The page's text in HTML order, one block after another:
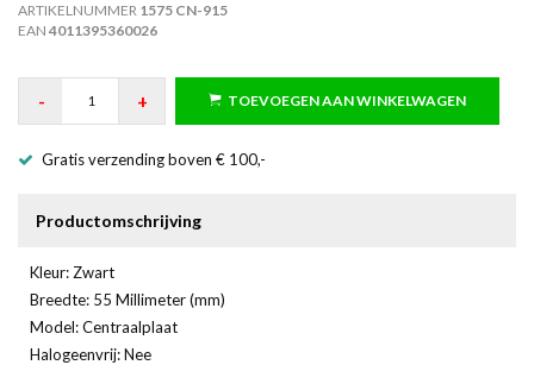
ARTIKELNUMMER 1575 CN-915
EAN 4011395360026
- + TOEVOEGEN AAN WINKELWAGEN
Gratis verzending boven € 100,-
Productomschrijving
Kleur: Zwart
Breedte: 55 Millimeter (mm)
Model: Centraalplaat
Halogeenvrij: Nee